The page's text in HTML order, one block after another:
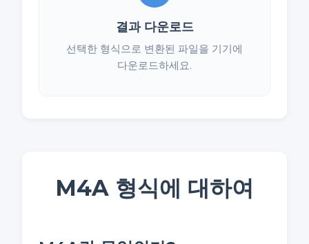
결과 다운로드
선택한 형식으로 변환된 파일을 기기에
다운로드하세요.
M4A 형식에 대하여